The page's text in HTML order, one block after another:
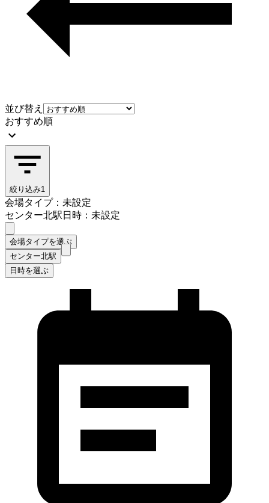
並び替え
おすすめ順
絞り込み1
会場タイプ：未設定
センター北駅日時：未設定
会場タイプを選ぶ
センター北駅
日時を選ぶ